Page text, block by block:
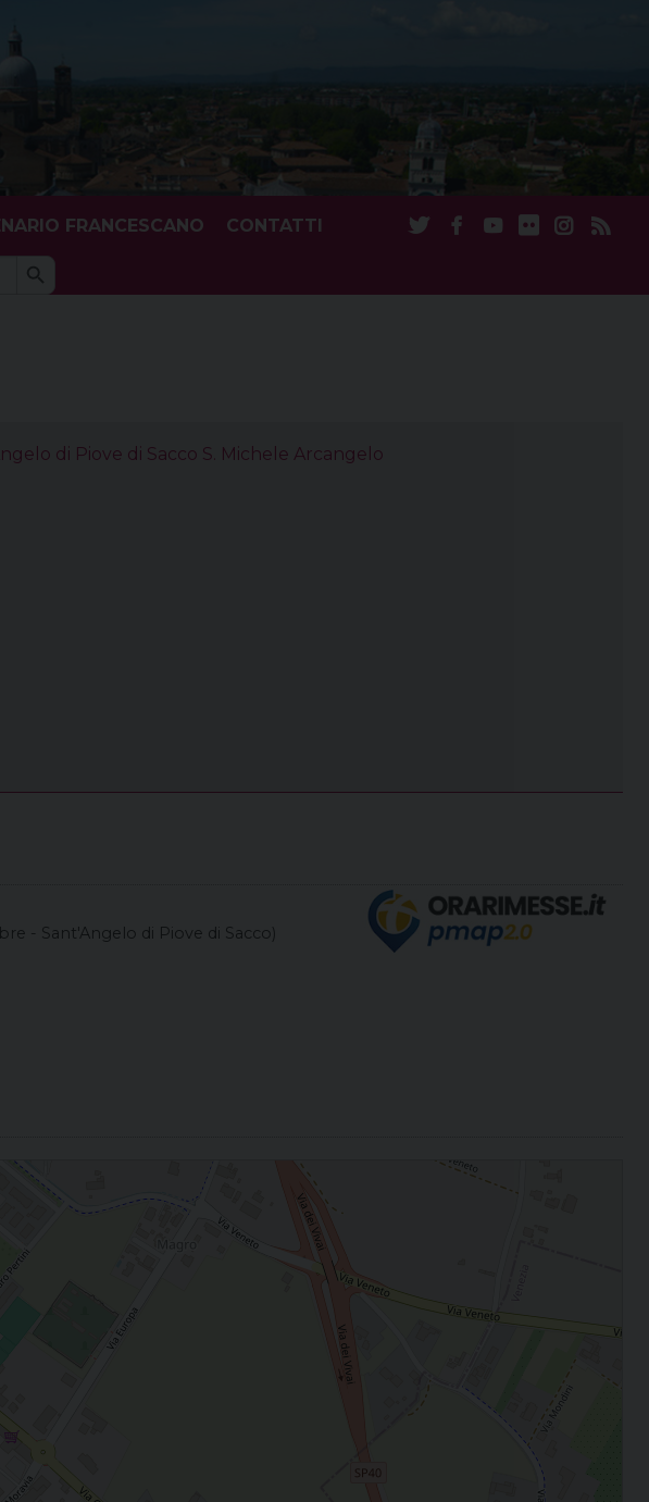
FRANCESCANO
CONTATTI
Search Button
di Piove di Sacco S. Michele Arcangelo
- Sant'Angelo di Piove di Sacco)